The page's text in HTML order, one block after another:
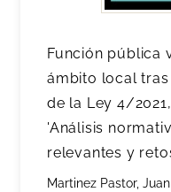
Función pública
ámbito local
de la Ley 4/
'Análisis
relevantes y
Martinez Pastor,